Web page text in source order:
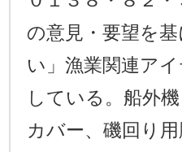
の意見・要望を
い」漁業関連ア
している。船外
カバー、磯回り